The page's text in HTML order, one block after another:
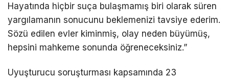
Hayatında hiçbir suça bulaşmamış biri olarak süren
yargılamanın sonucunu beklemenizi tavsiye ederim.
Sözü edilen evler kiminmiş, olay neden büyümüş,
hepsini mahkeme sonunda öğreneceksiniz.”
Uyuşturucu soruşturması kapsamında 23